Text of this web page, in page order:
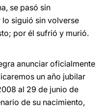
se pasó sin
siguió sin volverse
por él sufrió y murió.
anunciar oficialmente
un año jubilar
al 29 de junio de
de su nacimiento,